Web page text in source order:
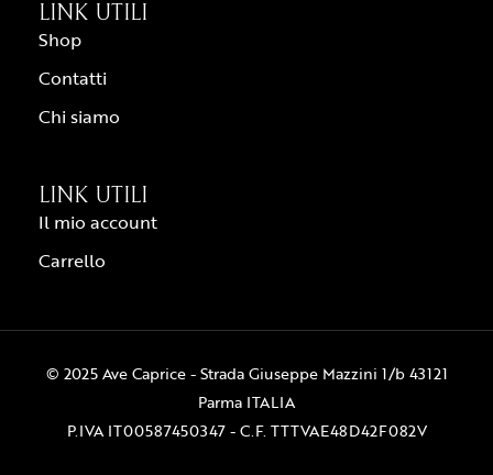
LINK UTILI
Shop
Contatti
Chi siamo
LINK UTILI
Il mio account
Carrello
© 2025 Ave Caprice - Strada Giuseppe Mazzini 1/b 43121
Parma ITALIA
P.IVA IT00587450347 - C.F. TTTVAE48D42F082V